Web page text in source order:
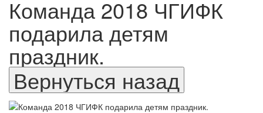
Команда 2018 ЧГИФК
подарила детям
праздник.